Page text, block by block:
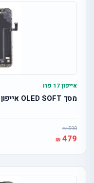
אייפון 17 פרו
מסך OLED SOFT אייפון 17 פרו
590
479